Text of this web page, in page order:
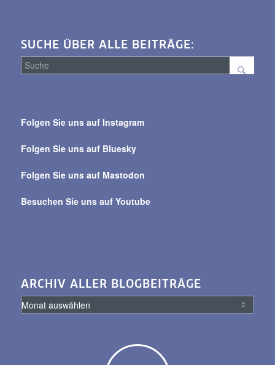
SUCHE ÜBER ALLE BEITRÄGE:
alle
Folgen Sie uns auf Instagram
Folgen Sie uns auf Bluesky
Folgen Sie uns auf Mastodon
Besuchen Sie uns auf Youtube
ARCHIV ALLER BLOGBEITRÄGE